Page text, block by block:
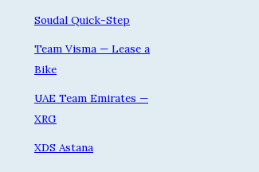
Soudal Quick-Step
Team Visma — Lease a
Bike
UAE Team Emirates —
XRG
XDS Astana